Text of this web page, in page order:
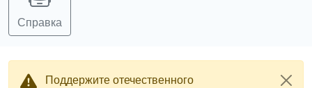
Справка
Поддержите отечественного